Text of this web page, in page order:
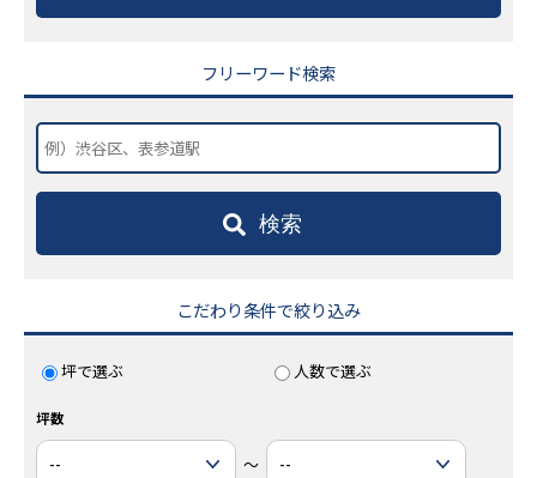
フリーワード検索
検索
こだわり条件で絞り込み
坪で選ぶ 人数で選ぶ
坪数
～